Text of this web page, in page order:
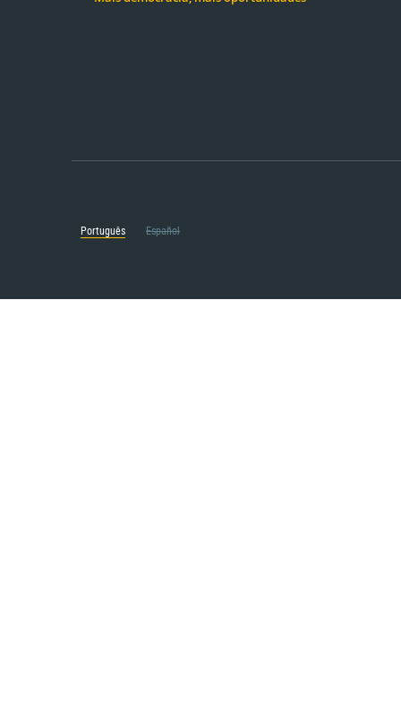
Português Español